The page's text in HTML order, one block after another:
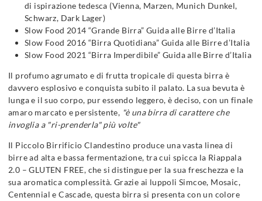
di ispirazione tedesca (Vienna, Marzen, Munich Dunkel,
Schwarz, Dark Lager)
Slow Food 2014 “Grande Birra” Guida alle Birre d’Italia
Slow Food 2016 “Birra Quotidiana” Guida alle Birre d’Italia
Slow Food 2021 “Birra Imperdibile” Guida alle Birre d’Italia
Il profumo agrumato e di frutta tropicale di questa birra è
davvero esplosivo e conquista subito il palato. La sua bevuta è
lunga e il suo corpo, pur essendo leggero, è deciso, con un finale
amaro marcato e persistente, "è una birra di carattere che
invoglia a "ri-prenderla" più volte"
Il Piccolo Birrificio Clandestino produce una vasta linea di
birre ad alta e bassa fermentazione, tra cui spicca la Riappala
2.0 – GLUTEN FREE, che si distingue per la sua freschezza e la
sua aromatica complessità. Grazie ai luppoli Simcoe, Mosaic,
Centennial e Cascade, questa birra si presenta con un colore